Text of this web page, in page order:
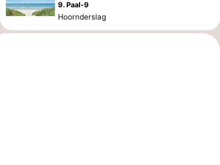
Zee
Alkmaar
-
Egmond
-
9. Paal-9
Hoornderslag